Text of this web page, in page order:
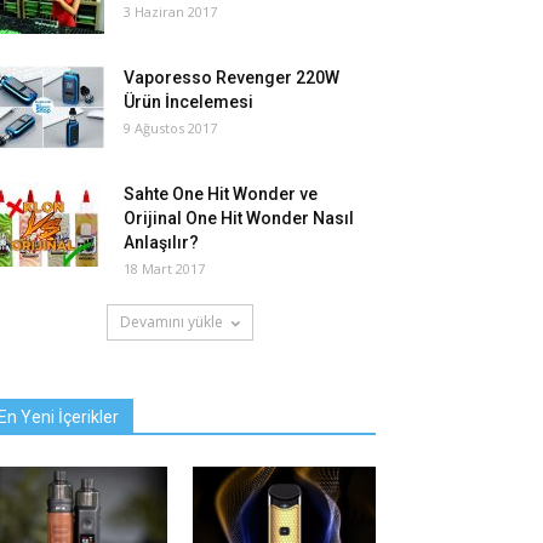
3 Haziran 2017
Vaporesso Revenger 220W
Ürün İncelemesi
9 Ağustos 2017
Sahte One Hit Wonder ve
Orijinal One Hit Wonder Nasıl
Anlaşılır?
18 Mart 2017
Devamını yükle
Yeni İçerikler